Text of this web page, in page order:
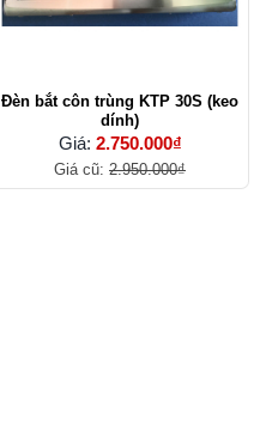
Đèn bắt côn trùng KTP 30S (keo
dính)
Giá: 2.750.000₫
Giá cũ: 2.950.000₫